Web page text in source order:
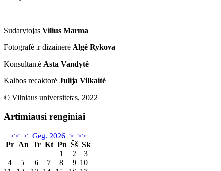
Sudarytojas Vilius Marma
Fotografė ir dizainerė Algė Rykova
Konsultantė Asta Vandytė
Kalbos redaktorė Julija Vilkaitė
© Vilniaus universitetas, 2022
Artimiausi renginiai
<< < Geg. 2026 > >>
Pr An Tr Kt Pn Šš Sk
1
2
3
4
5 6 7 8 9 10